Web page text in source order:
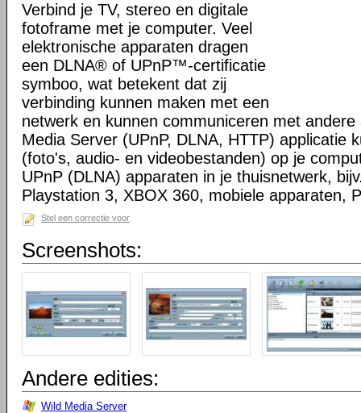
Verbind je TV, stereo en digitale
fotoframe met je computer. Veel
elektronische apparaten dragen
een DLNA® of UPnP™-certificatie
symboo, wat betekent dat zij
verbinding kunnen maken met een
netwerk en kunnen communiceren met
Media Server (UPnP, DLNA, HTTP) applicatie
(foto's, audio- en videobestanden) op je
UPnP (DLNA) apparaten in je thuisnetwerk,
Playstation 3, XBOX 360, mobiele apparaten,
Stel een correctie voor
Screenshots:
Andere edities:
Wild Media Server